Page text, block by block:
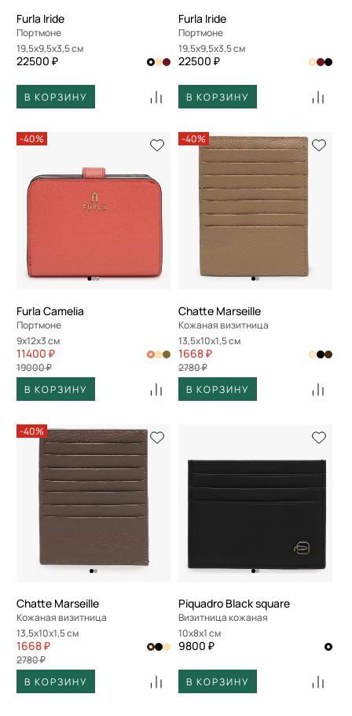
Furla Iride
Портмоне
19,5x9,5x3,5 см
22500 ₽
В КОРЗИНУ
Furla Iride
Портмоне
19,5x9,5x3,5 см
22500 ₽
В КОРЗИНУ
-40%
Furla Camelia
Портмоне
9x12x3 см
11400 ₽
19000 ₽
В КОРЗИНУ
-40%
Chatte Marseille
Кожаная визитница
13,5x10x1,5 см
1668 ₽
2780 ₽
В КОРЗИНУ
-40%
Chatte Marseille
Кожаная визитница
13,5x10x1,5 см
1668 ₽
2780 ₽
В КОРЗИНУ
Piquadro Black square
Визитница кожаная
10x8x1 см
9800 ₽
В КОРЗИНУ